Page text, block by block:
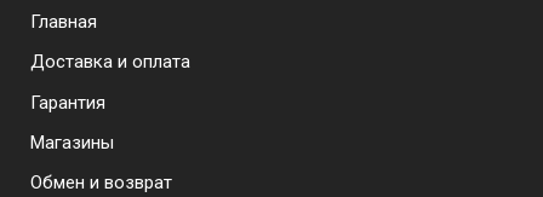
Menu footer
Главная
Доставка и оплата
Гарантия
Магазины
Обмен и возврат